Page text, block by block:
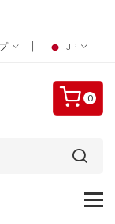
| JP
0